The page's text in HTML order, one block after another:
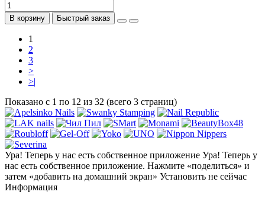
В корзину Быстрый заказ
1
2
3
>
>|
Показано с 1 по 12 из 32 (всего 3 страниц)
Ура! Теперь у нас есть собственное приложение Ура! Теперь у
нас есть собственное приложение. Нажмите «поделиться» и
затем «добавить на домашний экран» Установить не сейчас
Информация